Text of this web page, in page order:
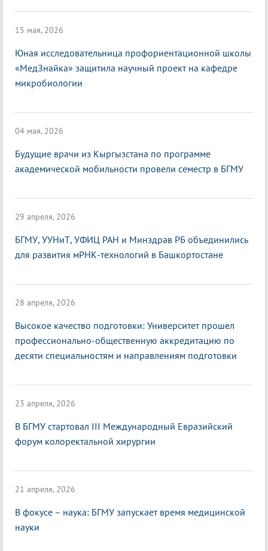
15 мая, 2026
Юная исследовательница профориентационной школы
«МедЗнайка» защитила научный проект на кафедре
микробиологии
04 мая, 2026
Будущие врачи из Кыргызстана по программе
академической мобильности провели семестр в БГМУ
29 апреля, 2026
БГМУ, УУНиТ, УФИЦ РАН и Минздрав РБ объединились
для развития мРНК-технологий в Башкортостане
28 апреля, 2026
Высокое качество подготовки: Университет прошел
профессионально-общественную аккредитацию по
десяти специальностям и направлениям подготовки
23 апреля, 2026
В БГМУ стартовал III Международный Евразийский
форум колоректальной хирургии
21 апреля, 2026
В фокусе – наука: БГМУ запускает время медицинской
науки